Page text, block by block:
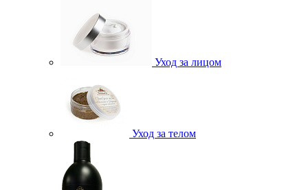
Уход за лицом
Уход за телом